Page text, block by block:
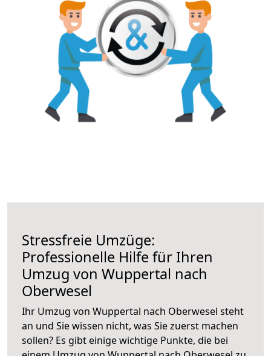
Stressfreie Umzüge:
Professionelle Hilfe für Ihren
Umzug von Wuppertal nach
Oberwesel
Ihr Umzug von Wuppertal nach Oberwesel steht
an und Sie wissen nicht, was Sie zuerst machen
sollen? Es gibt einige wichtige Punkte, die bei